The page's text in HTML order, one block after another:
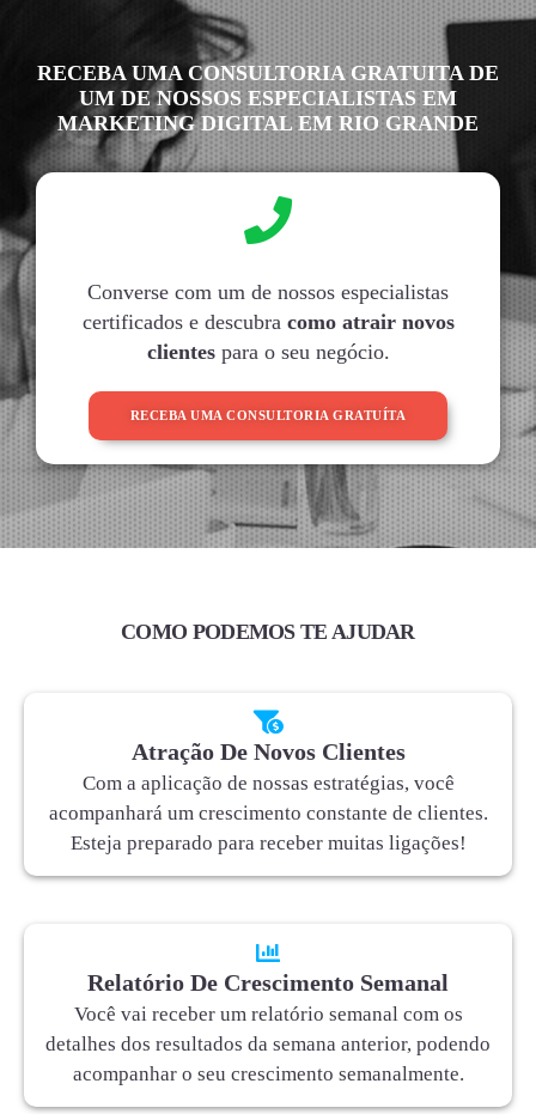
RECEBA UMA CONSULTORIA GRATUITA DE
UM DE NOSSOS ESPECIALISTAS EM
MARKETING DIGITAL EM RIO GRANDE
Converse com um de nossos especialistas
certificados e descubra como atrair novos
clientespara o seu negócio.
RECEBA UMA CONSULTORIA GRATUÍTA
COMO PODEMOS TE AJUDAR
Atração De Novos Clientes
Com a aplicação de nossas estratégias, você
acompanhará um crescimento constante de clientes.
Esteja preparado para receber muitas ligações!
Relatório De Crescimento Semanal
Você vai receber um relatório semanal com os
detalhes dos resultados da semana anterior, podendo
acompanhar o seu crescimento semanalmente.